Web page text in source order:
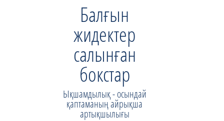
Балғын
жидектер
салынған
бокстар
Ықшамдылық - осындай
қаптаманың айрықша
артықшылығы